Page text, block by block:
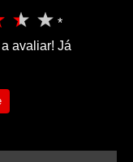
*
avaliar! Já